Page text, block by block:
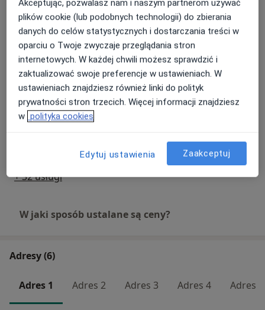
Podcięcie wędzidełka
520 zł Szczegóły
Podniesienie zatoki szczękowej
Od 1 800 zł Szczegóły Umów wizytę
Umów wizytę
+ 32 usługi
W jaki sposób ustalane są ceny?
Adresy (6)
Adres 1 Adres 2 Adres 3 Adres 4 Adres 5
Akceptując, pozwalasz nam i naszym partnerom używać
plików cookie (lub podobnych technologii) do zbierania
danych do celów statystycznych i dostarczania treści w
oparciu o Twoje zwyczaje przeglądania stron
internetowych. W każdej chwili możesz sprawdzić i
zaktualizować swoje preferencje w ustawieniach. W
ustawieniach znajdziesz również linki do polityk
prywatności stron trzecich. Więcej informacji znajdziesz
w polityka cookies
Edytuj ustawienia Zaakceptuj